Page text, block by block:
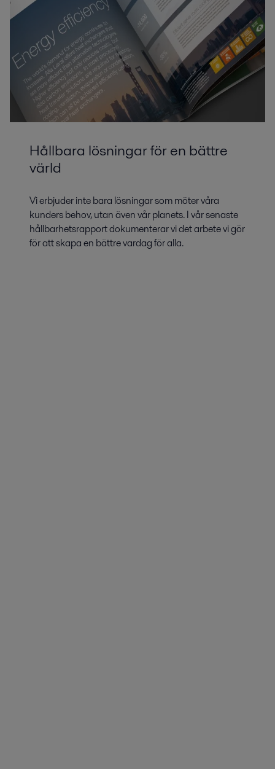
Hållbara lösningar för en bättre
värld
Vi erbjuder inte bara lösningar som möter våra
kunders behov, utan även vår planets. I vår senaste
hållbarhetsrapport dokumenterar vi det arbete vi gör
för att skapa en bättre vardag för alla.